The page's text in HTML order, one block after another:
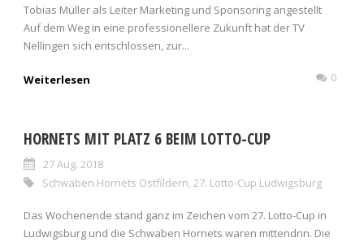
Tobias Müller als Leiter Marketing und Sponsoring angestellt
Auf dem Weg in eine professionellere Zukunft hat der TV
Nellingen sich entschlossen, zur...
Weiterlesen 0
HORNETS MIT PLATZ 6 BEIM LOTTO-CUP
27 Aug. 2018
Schwaben Hornets Ostfildern 27. Lotto-Cup Ludwigsburg
Das Wochenende stand ganz im Zeichen vom 27. Lotto-Cup in
Ludwigsburg und die Schwaben Hornets waren mittendrin. Die